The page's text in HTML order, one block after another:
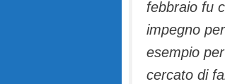
febbraio fu
impegno
esempio
cercato di